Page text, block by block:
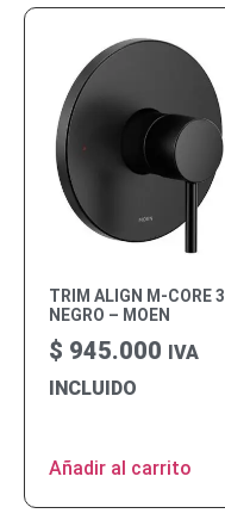
TRIM ALIGN M-CORE 3
NEGRO – MOEN
$ 945.000 IVA
INCLUIDO
Añadir al carrito